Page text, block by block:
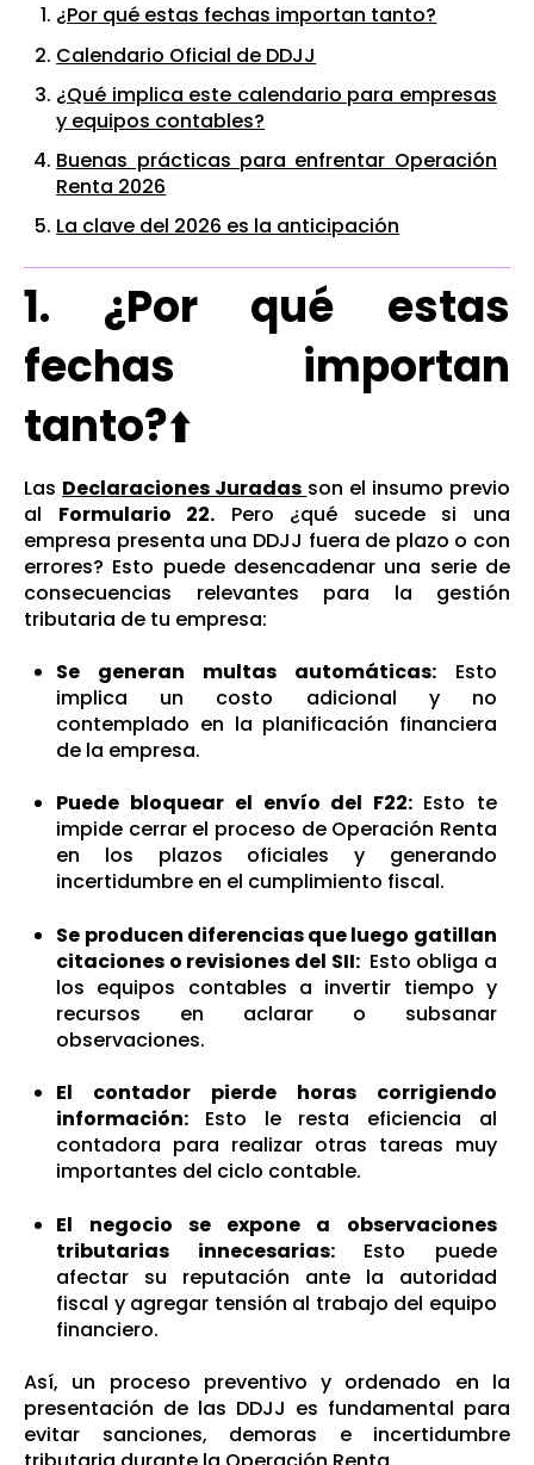
¿Por qué estas fechas importan tanto?
Calendario Oficial de DDJJ
¿Qué implica este calendario para empresas
y equipos contables?
Buenas prácticas para enfrentar Operación
Renta 2026
La clave del 2026 es la anticipación
1. ¿Por qué estas
fechas importan
tanto?⬆️
Las Declaraciones Juradas son el insumo previo
al Formulario 22. Pero ¿qué sucede si una
empresa presenta una DDJJ fuera de plazo o con
errores? Esto puede desencadenar una serie de
consecuencias relevantes para la gestión
tributaria de tu empresa:
Se generan multas automáticas:Esto
implica un costo adicional y no
contemplado en la planificación financiera
de la empresa.
Puede bloquear el envío del F22: Esto te
impide cerrar el proceso de Operación Renta
en los plazos oficiales y generando
incertidumbre en el cumplimiento fiscal.
Se producen diferencias que luego gatillan
citaciones o revisiones del SII: Esto obliga a
los equipos contables a invertir tiempo y
recursos en aclarar o subsanar
observaciones.
El contador pierde horas corrigiendo
información: Esto le resta eficiencia al
contadora para realizar otras tareas muy
importantes del ciclo contable.
El negocio se expone a observaciones
tributarias innecesarias:
Esto puede
afectar su reputación ante la autoridad
fiscal y agregar tensión al trabajo del equipo
financiero.
Así, un proceso preventivo y ordenado en la
presentación de las DDJJ es fundamental para
evitar sanciones, demoras e incertidumbre